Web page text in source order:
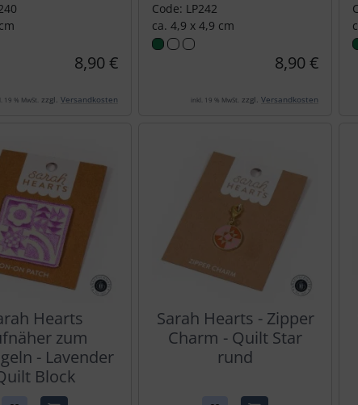
8,90 €
19 % MwSt. zzgl. Versandkosten
Code: LP242
ca. 4,9 x 4,9 cm
8,90 €
inkl. 19 % MwSt. zzgl. Versandkosten
Hearts
zum
- Lavender
Block
Sarah Hearts - Zipper
Charm - Quilt Star
rund